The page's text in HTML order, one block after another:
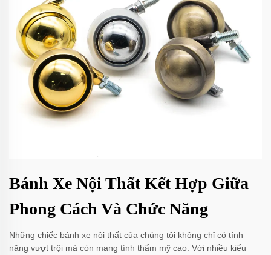
Bánh Xe Nội Thất Kết Hợp Giữa
Phong Cách Và Chức Năng
Những chiếc bánh xe nội thất của chúng tôi không chỉ có tính
năng vượt trội mà còn mang tính thẩm mỹ cao. Với nhiều kiểu